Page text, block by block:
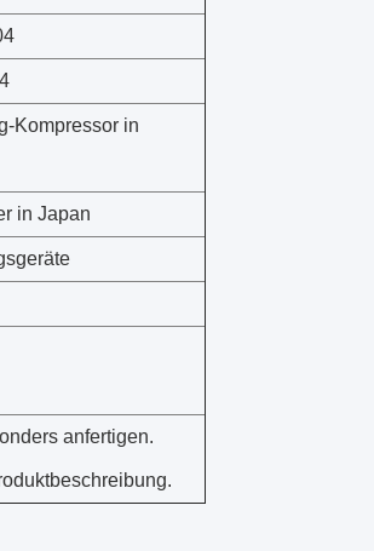
Kompressor in
in Japan
anfertigen.